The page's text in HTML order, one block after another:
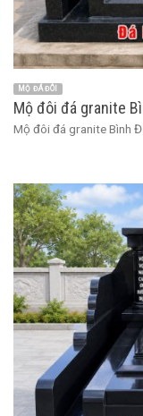
MỘ ĐÁ ĐÔI
Mộ đôi đá granite
Mộ đôi đá granite Bình